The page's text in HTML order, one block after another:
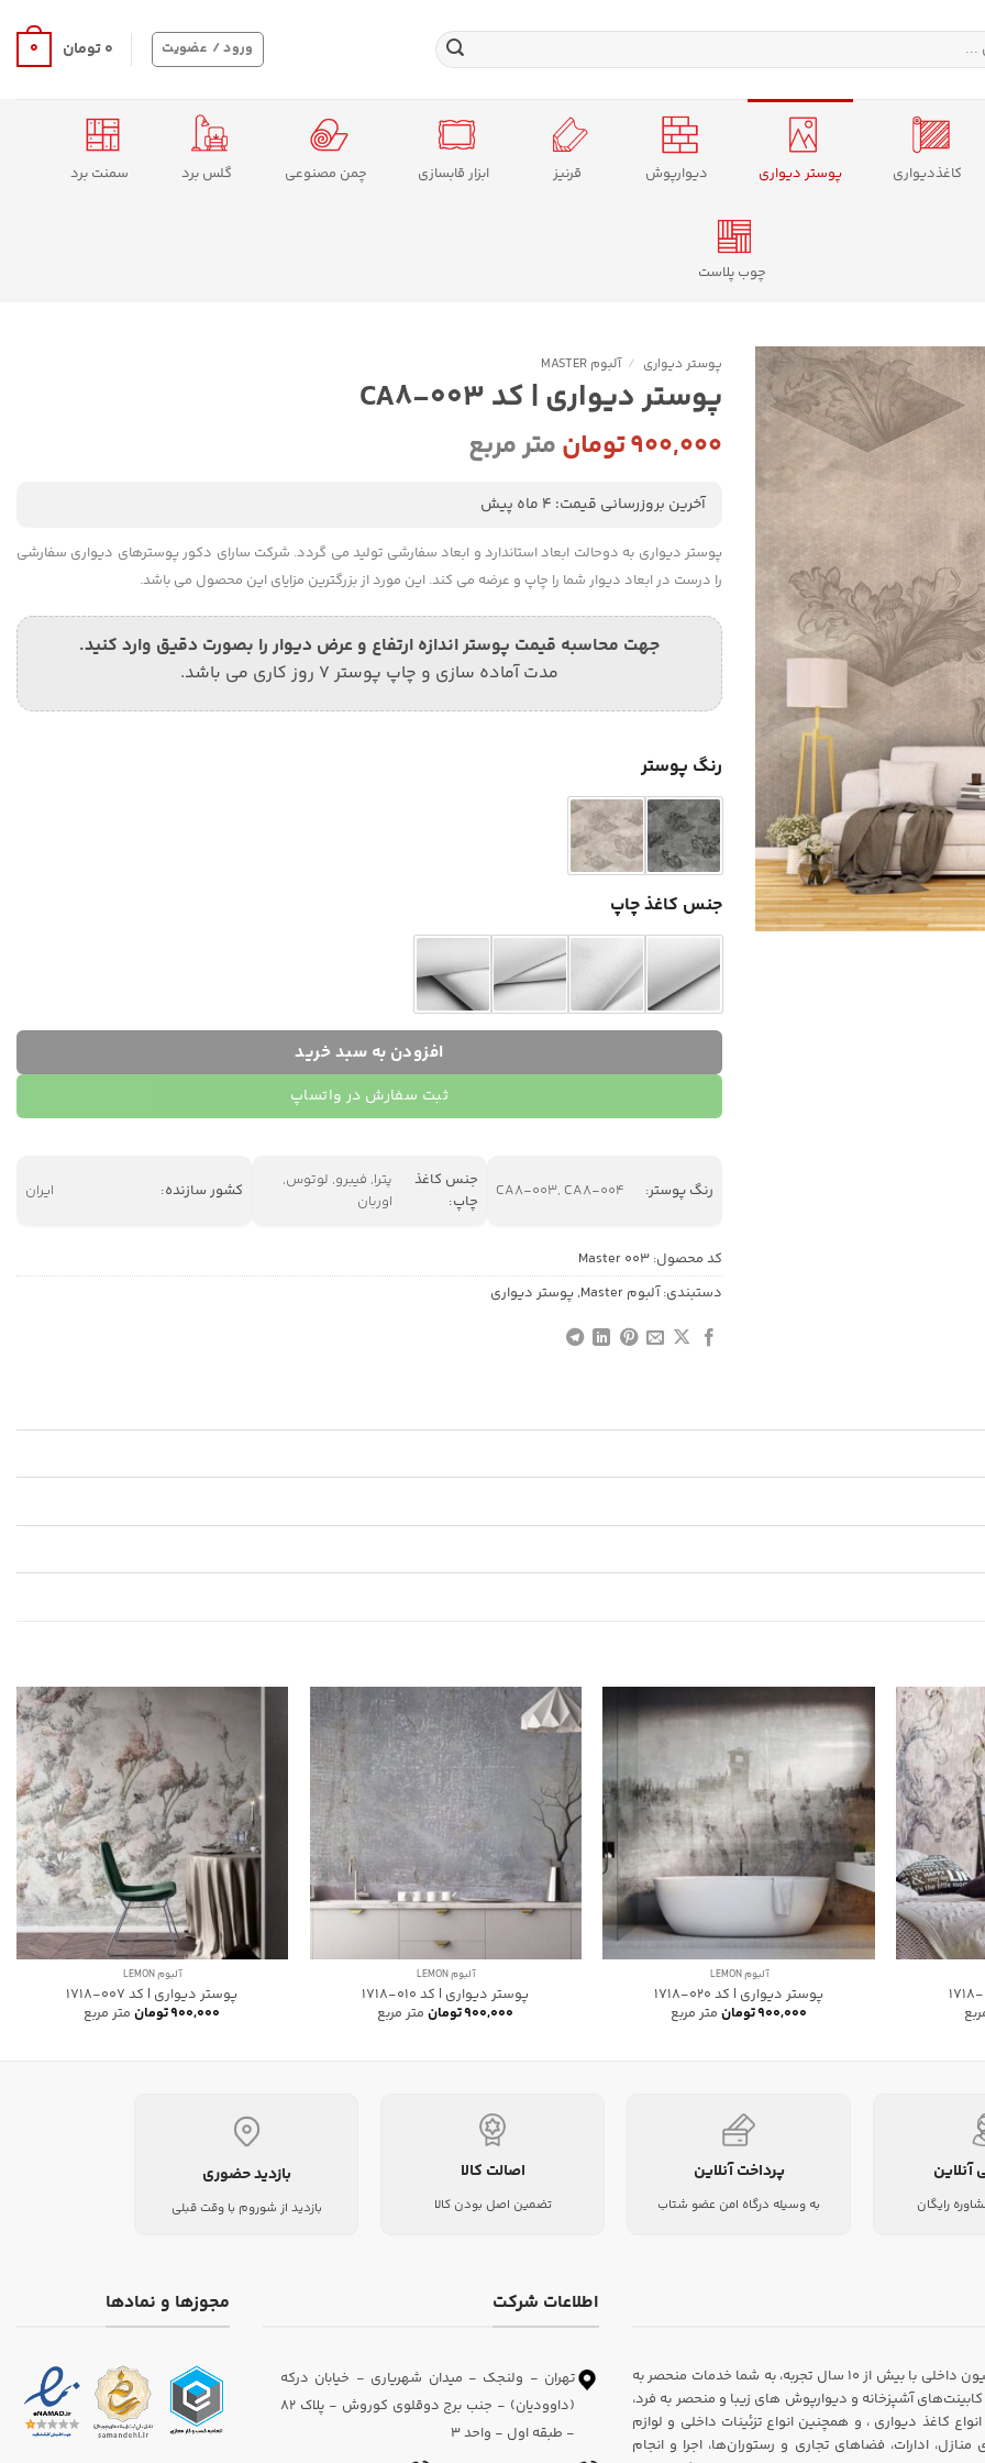
ورود / عضویت ۰تومان 0
کاغذدیواری پوستر دیواری دیوارپوش قرنیز ابزار قابسازی چمن مصنوعی گلس برد سمنت برد
چوب پلاست
پوستر دیواری / آلبوم MASTER
پوستر دیواری | کد CA8-003
۹۰۰,۰۰۰تومانمتر مربع
آخرین بروزرسانی قیمت: 4 ماه پیش
پوستر دیواری به دوحالت ابعاد استاندارد و ابعاد سفارشی تولید می گردد. شرکت سارای دکور پوسترهای دیواری سفارشی
را درست در ابعاد دیوار شما را چاپ و عرضه می کند. این مورد از بزرگترین مزایای این محصول می باشد.
جهت محاسبه قیمت پوستر اندازه ارتفاع و عرض دیوار را بصورت دقیق وارد کنید.
مدت آماده سازی و چاپ پوستر 7 روز کاری می باشد.
رنگ پوستر
جنس کاغذ چاپ
افزودن به سبد خرید
ثبت سفارش در واتساپ
رنگ پوستر: CA8-003, CA8-004
جنس کاغذ
چاپ:
پترا, فیبرو, لوتوس,
اوربان
کشور سازنده: ایران
کد محصول: Master 003
دستبندی:آلبوم Master ,پوستر دیواری
آلبوم LEMON
پوستر دیواری | کد 020-1718
۹۰۰,۰۰۰تومان متر مربع
آلبوم LEMON
پوستر دیواری | کد 010-1718
۹۰۰,۰۰۰تومانمتر مربع
آلبوم LEMON
پوستر دیواری | کد 007-1718
۹۰۰,۰۰۰تومانمتر مربع
آنلاین
رایگان
پرداخت آنلاین
به وسیله درگاه امن عضو شتاب
اصالت کالا
تضمین اصل بودن کالا
بازدید حضوری
بازدید از شوروم با وقت قبلی
شرکت دکوراسیون داخلی سارای، یکی از پیشروان در زمینه طراحی و اجرای دکوراسیون داخلی با بیش از ۱۰ سال تجربه، به شما خدمات منحصر به
آشپزخانه و دیوارپوش های زیبا و منحصر به فرد،
کاغذ دیواری ، و همچنین انواع تزئینات داخلی و لوازم
ادارات، فضاهای تجاری و رستوران‌ها، اجرا و انجام
اطلاعات شرکت
تهران - ولنجک - میدان شهریاری - خیابان درکه
(داوودیان) - جنب برج دوقلوی کوروش - پلاک 82
- طبقه اول - واحد 3
مجوزها و نمادها